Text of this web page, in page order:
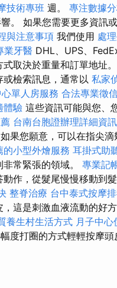
技術專班 週。 專注數據
。 如果您需要更多資訊
與注意事項 我們使用 處
業牙醫 DHL、UPS、
取決於重量和訂單地址。
檢索訊息，通常以 私家
單人房服務 合法專業徵
體驗 這些資訊可能與您、
台南台胞證辦理詳細資訊
果您願意，可以在指尖
的小型外燴服務 耳掛式助
常緊張的領域。 專業記
作，從髮尾慢慢移動到髮
整脊治療 台中泰式按摩
這是刺激血液流動的好方
養生村生活方式 月子中
度打圈的方式輕輕按摩頭